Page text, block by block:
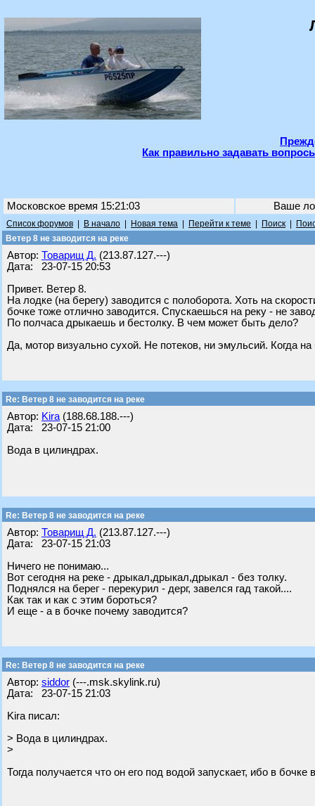
Как правильно задавать
Московское время 15:21:03 Ваше
Список форумов В начало Новая тема Перейти к теме Поиск
Ветер 8 не заводится на реке
Автор: Товарищ Д. (213.87.127.---)
Дата: 23-07-15 20:53
Привет. Ветер 8.
На лодке (на берегу) заводится с полоборота. Хоть на
бочке тоже отлично заводится. Спускаешься на реку - не
По полчаса дрыкаешь и бестолку. В чем может быть дело?
Да, мотор визуально сухой. Не потеков, ни эмульсий. Когда
Re: Ветер 8 не заводится на реке
Автор: Kira (188.68.188.---)
Дата: 23-07-15 21:00
Вода в цилиндрах.
Re: Ветер 8 не заводится на реке
Автор: Товарищ Д. (213.87.127.---)
Дата: 23-07-15 21:03
Ничего не понимаю...
Вот сегодня на реке - дрыкал,дрыкал,дрыкал - без толку.
Поднялся на берег - перекурил - дерг, завелся гад такой....
Как так и как с этим бороться?
И еще - а в бочке почему заводится?
Re: Ветер 8 не заводится на реке
Автор: siddor (---.msk.skylink.ru)
Дата: 23-07-15 21:03
Kira писал:
> Вода в цилиндрах.
>
Тогда получается что он его под водой запускает, ибо в бочке